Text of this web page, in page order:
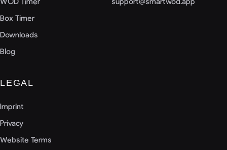
Box Timer
Downloads
Blog
LEGAL
Imprint
Privacy
Website Terms